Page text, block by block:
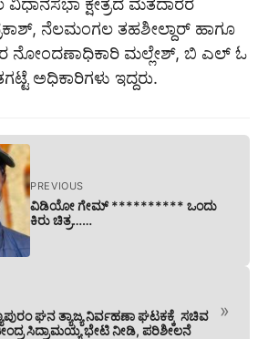
ಕ್ಷೇತ್ರದ ಮತದಾರರ
ನೆಲಮಂಗಲ ತಹಶೀಲ್ದಾರ್ ಹಾಗೂ
ನೋಂದಣಾಧಿಕಾರಿ ಮಲ್ಲೇಶ್, ಬಿ ಎಲ್ ಓ
ಅಧಿಕಾರಿಗಳು ಇದ್ದರು.
PREVIOUS
ವಿಡಿಯೋ ಗೇಮ್ ********** ಒಂದು
ಕಿರು ಚಿತ್ರ……
ಘನ ತ್ಯಾಜ್ಯ ನಿರ್ವಹಣಾ ಘಟಕಕ್ಕೆ ಸಚಿವ
ಸಿದ್ರಾಮಯ್ಯ ಭೇಟಿ ನೀಡಿ, ಪರಿಶೀಲನೆ
»